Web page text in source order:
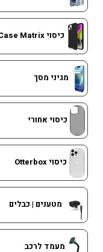
כיסוי GripCase Matrix
מגיני מסך
כיסוי אחורי
כיסוי Otterbox
מטענים | כבלים
מעמד לרכב